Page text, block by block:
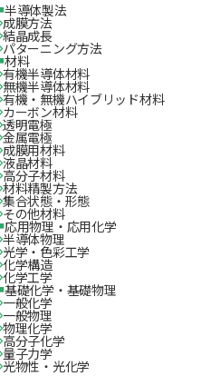
半導体製法
成膜方法
結晶成長
パターニング方法
材料
有機半導体材料
無機半導体材料
有機・無機ハイブリッド材料
カーボン材料
透明電極
金属電極
成膜用材料
液晶材料
高分子材料
材料精製方法
集合状態・形態
その他材料
応用物理・応用化学
半導体物理
光学・色彩工学
化学構造
化学工学
基礎化学・基礎物理
一般化学
一般物理
物理化学
高分子化学
量子力学
光物性・光化学